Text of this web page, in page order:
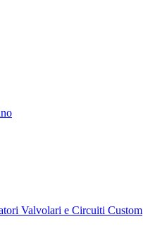
Valvolari e Circuiti Custom